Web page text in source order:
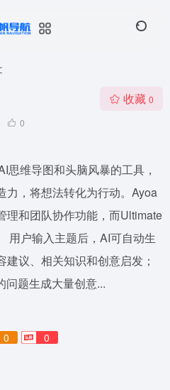
0
收藏 0
思维导图和头脑风暴的工具，
力，将想法转化为行动。Ayoa
理和团队协作功能，而Ultimate
用户输入主题后，AI可自动生
议、相关知识和创意启发；
问题生成大量创意...
0 0